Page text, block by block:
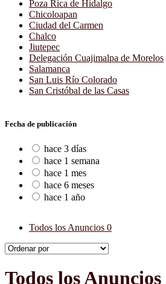
Poza Rica de Hidalgo
Chicoloapan
Ciudad del Carmen
Chalco
Jiutepec
Delegación Cuajimalpa de Morelos
Salamanca
San Luis Río Colorado
San Cristóbal de las Casas
Fecha de publicación
hace 3 días
hace 1 semana
hace 1 mes
hace 6 meses
hace 1 año
Todos los Anuncios 0
Todos los Anuncios